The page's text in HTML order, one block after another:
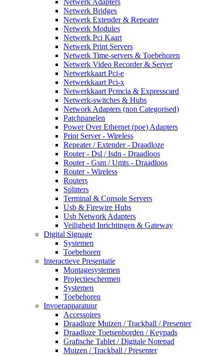
Netwerk Bridges
Netwerk Extender & Repeater
Netwerk Modules
Netwerk Pci Kaart
Netwerk Print Servers
Netwerk Time-servers & Toebehoren
Netwerk Video Recorder & Server
Netwerkkaart Pci-e
Netwerkkaart Pci-x
Netwerkkaart Pcmcia & Expresscard
Netwerk-switches & Hubs
Network Adapters (non Categorised)
Patchpanelen
Power Over Ethernet (poe) Adapters
Print Server - Wireless
Repeater / Extender - Draadloze
Router - Dsl / Isdn - Draadloos
Router - Gsm / Umts - Draadloos
Router - Wireless
Routers
Splitters
Terminal & Console Servers
Usb & Firewire Hubs
Usb Network Adapters
Veiligheid Inrichtingen & Gateway
Digital Signage
Systemen
Toebehoren
Interactieve Presentatie
Montagesystemen
Projectieschermen
Systemen
Toebehoren
Invoerapparatuur
Accessoires
Draadloze Muizen / Trackball / Presenter
Draadloze Toetsenborden / Keypads
Grafische Tablet / Digitale Notepad
Muizen / Trackball / Presenter